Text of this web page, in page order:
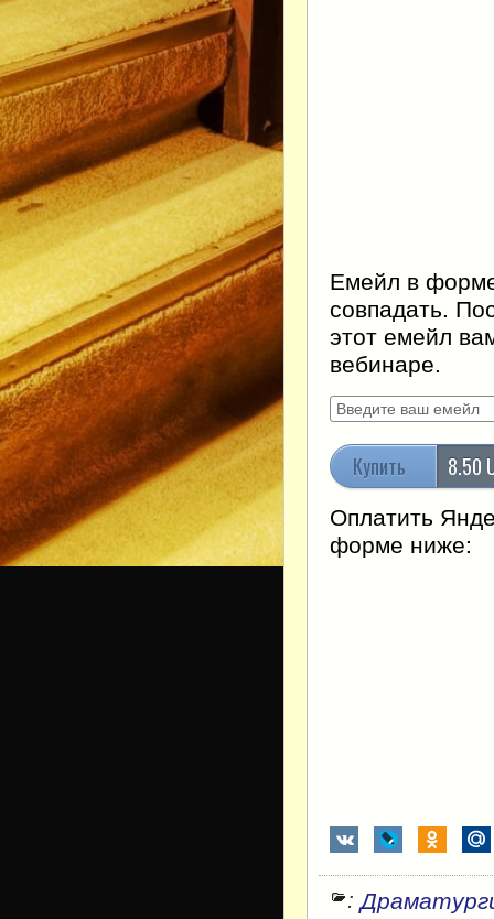
Емейл в
совпадать.
этот емейл
вебинаре.
Купить 8.50
Оплатить
форме ниже:
: